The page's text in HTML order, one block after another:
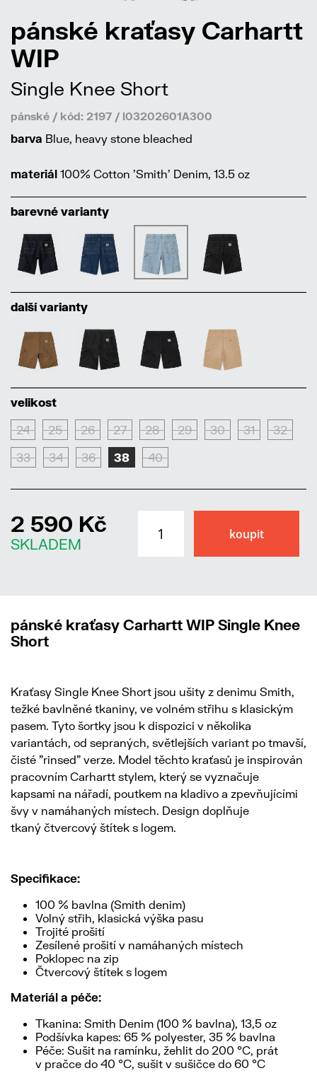
pánské kraťasy Carhartt
WIP
Single Knee Short
pánské / kód: 2197 / I03202601A300
barva Blue, heavy stone bleached
materiál 100% Cotton 'Smith' Denim, 13.5 oz
barevné varianty
další varianty
velikost
24 25 26 27 28 29 30 31 32
33 34 36 38 40
2 590 Kč
SKLADEM
pánské kraťasy Carhartt WIP Single Knee
Short
Kraťasy Single Knee Short jsou ušity z denimu Smith,
težké bavlněné tkaniny, ve volném střihu s klasickým
pasem. Tyto šortky jsou k dispozici v několika
variantách, od sepraných, světlejších variant po tmavší,
čisté "rinsed" verze. Model těchto kraťasů je inspirován
pracovním Carhartt stylem, který se vyznačuje
kapsami na nářadí, poutkem na kladivo a zpevňujícími
švy v namáhaných místech. Design doplňuje
tkaný čtvercový štítek s logem.
Specifikace:
100 % bavlna (Smith denim)
Volný střih, klasická výška pasu
Trojité prošití
Zesílené prošití v namáhaných místech
Poklopec na zip
Čtvercový štítek s logem
Materiál a péče:
Tkanina: Smith Denim (100 % bavlna), 13,5 oz
Podšívka kapes: 65 % polyester, 35 % bavlna
Péče: Sušit na ramínku, žehlit do 200 °C, prát
v pračce do 40 °C, sušit v sušičce do 60 °C